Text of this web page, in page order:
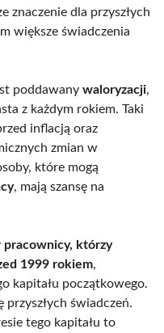
znaczenie dla przyszłych
większe świadczenia
poddawany waloryzacji,
z każdym rokiem. Taki
inflacją oraz
zmian w
które mogą
, mają szansę na
pracownicy, którzy
1999 rokiem,
kapitału początkowego.
przyszłych świadczeń.
tego kapitału to